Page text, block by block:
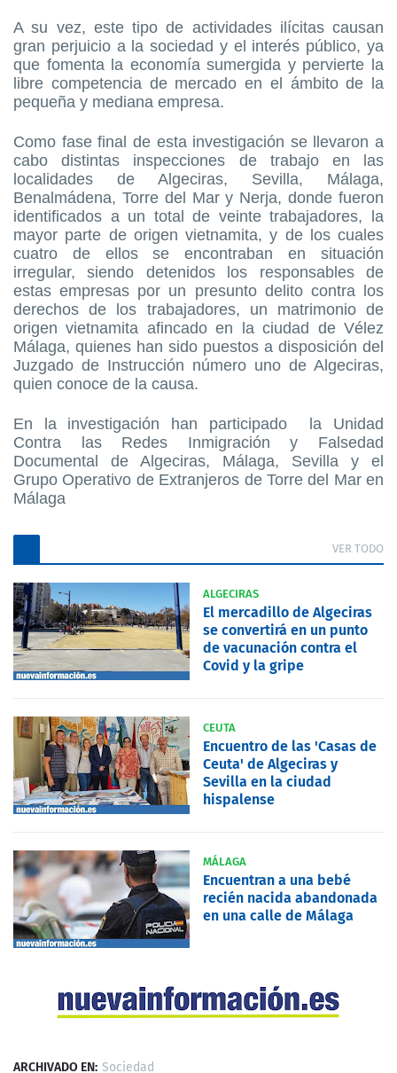
A su vez, este tipo de actividades ilícitas causan
gran perjuicio a la sociedad y el interés público, ya
que fomenta la economía sumergida y pervierte la
libre competencia de mercado en el ámbito de la
pequeña y mediana empresa.
Como fase final de esta investigación se llevaron a
cabo distintas inspecciones de trabajo en las
localidades de Algeciras, Sevilla, Málaga,
Benalmádena, Torre del Mar y Nerja, donde fueron
identificados a un total de veinte trabajadores, la
mayor parte de origen vietnamita, y de los cuales
cuatro de ellos se encontraban en situación
irregular, siendo detenidos los responsables de
estas empresas por un presunto delito contra los
derechos de los trabajadores, un matrimonio de
origen vietnamita afincado en la ciudad de Vélez
Málaga, quienes han sido puestos a disposición del
Juzgado de Instrucción número uno de Algeciras,
quien conoce de la causa.
En la investigación han participado la Unidad
Contra las Redes Inmigración y Falsedad
Documental de Algeciras, Málaga, Sevilla y el
Grupo Operativo de Extranjeros de Torre del Mar en
Málaga
VER TODO
ALGECIRAS
El mercadillo de Algeciras
se convertirá en un punto
de vacunación contra el
Covid y la gripe
CEUTA
Encuentro de las 'Casas de
Ceuta' de Algeciras y
Sevilla en la ciudad
hispalense
MÁLAGA
Encuentran a una bebé
recién nacida abandonada
en una calle de Málaga
ARCHIVADO EN: Sociedad